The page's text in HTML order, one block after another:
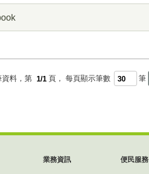
資料，第 1/1 頁， 每頁顯示筆數 筆
業務資訊 便民服務